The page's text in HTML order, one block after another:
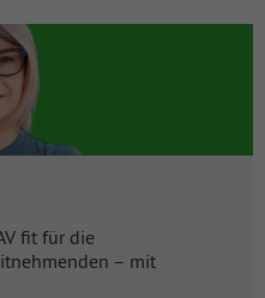
öffnen
fit für die
– mit